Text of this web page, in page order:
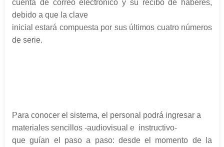
cuenta de correo electrónico y su recibo de haberes,
debido a que la clave
inicial estará compuesta por sus últimos cuatro números
de serie.
Para conocer el sistema, el personal podrá ingresar a
materiales sencillos -audiovisual e instructivo-
que guían el paso a paso: desde el momento de la